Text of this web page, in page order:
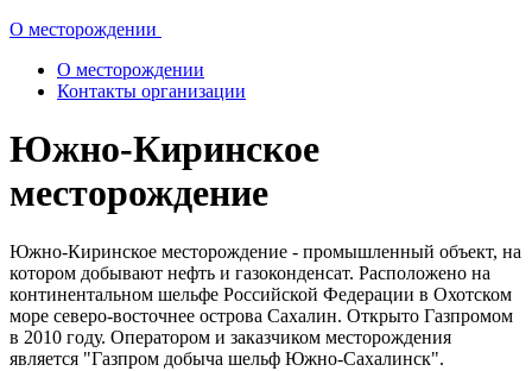
О месторождении
О месторождении
Контакты организации
Южно-Киринское
месторождение
Южно-Киринское месторождение - промышленный объект, на
котором добывают нефть и газоконденсат. Расположено на
континентальном шельфе Российской Федерации в Охотском
море северо-восточнее острова Сахалин. Открыто Газпромом
в 2010 году. Оператором и заказчиком месторождения
является "Газпром добыча шельф Южно-Сахалинск".